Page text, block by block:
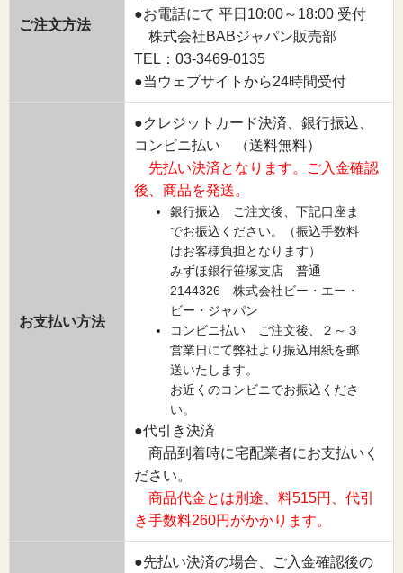
ご注文方法
●お電話にて 平日10:00～18:00 受付
株式会社BABジャパン販売部
TEL：03-3469-0135
●当ウェブサイトから24時間受付
お支払い方法
●クレジットカード決済、銀行振込、
コンビニ払い （送料無料）
先払い決済となります。ご入金確認
後、商品を発送。
銀行振込 ご注文後、下記口座ま
でお振込ください。（振込手数料
はお客様負担となります）
みずほ銀行笹塚支店 普通
2144326 株式会社ビー・エー・
ビー・ジャパン
コンビニ払い ご注文後、２～３
営業日にて弊社より振込用紙を郵
送いたします。
お近くのコンビニでお振込くださ
い。
●代引き決済
商品到着時に宅配業者にお支払いく
ださい。
商品代金とは別途、料515円、代引
き手数料260円がかかります。
●先払い決済の場合、ご入金確認後の